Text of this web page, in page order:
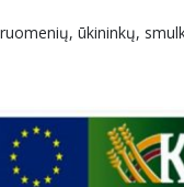
ūkininkų,